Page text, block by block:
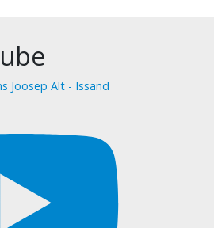
Joosep Alt - Issand